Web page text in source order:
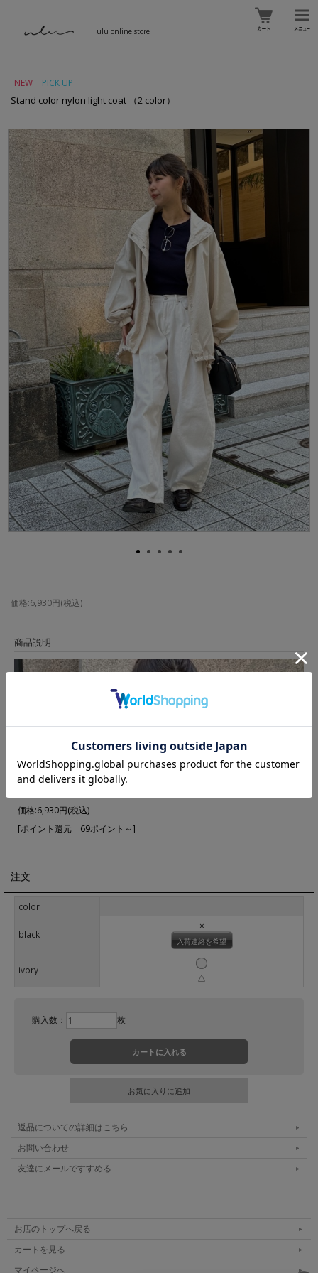
ulu online store
NEW PICK UP
Stand color nylon light coat （2 color）
価格:6,930円(税込)
商品説明
▼ 商品説明の続きを見る ▼
価格:6,930円(税込)
[ポイント還元 69ポイント～]
注文
color
black
×
入荷連絡を希望
ivory
△
購入数： 枚
返品についての詳細はこちら
お問い合わせ
友達にメールですすめる
お店のトップへ戻る
カートを見る
マイページへ